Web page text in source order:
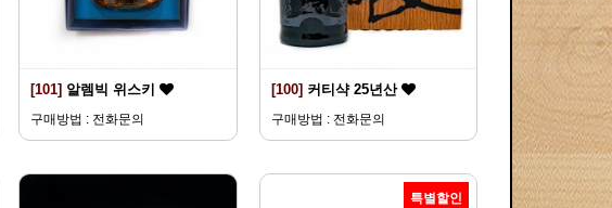
[101] 알렘빅 위스키
구매방법 : 전화문의
[100] 커티샥 25년산
구매방법 : 전화문의
특별할인